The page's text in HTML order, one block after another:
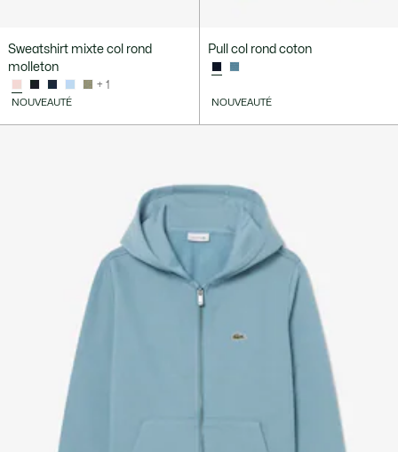
Sweatshirt mixte col rond
molleton
+ 1
NOUVEAUTÉ
Pull col rond coton
NOUVEAUTÉ